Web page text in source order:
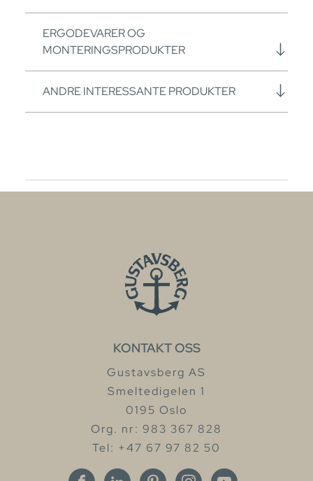
ERGODEVARER OG
MONTERINGSPRODUKTER
ANDRE INTERESSANTE PRODUKTER
KONTAKT OSS
Gustavsberg AS
Smeltedigelen 1
0195 Oslo
Org. nr: 983 367 828
Tel: +47 67 97 82 50